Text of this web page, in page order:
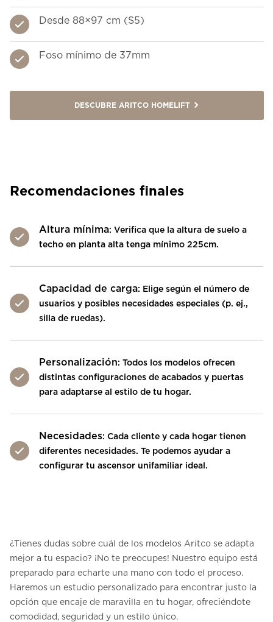
Desde 88×97 cm (S5)
Foso mínimo de 37mm
DESCUBRE ARITCO HOMELIFT
Recomendaciones finales
Altura mínima: Verifica que la altura de suelo a
techo en planta alta tenga mínimo 225cm.
Capacidad de carga: Elige según el número de
usuarios y posibles necesidades especiales (p. ej.,
silla de ruedas).
Personalización: Todos los modelos ofrecen
distintas configuraciones de acabados y puertas
para adaptarse al estilo de tu hogar.
Necesidades: Cada cliente y cada hogar tienen
diferentes necesidades. Te podemos ayudar a
configurar tu ascensor unifamiliar ideal.
¿Tienes dudas sobre cuál de los modelos Aritco se adapta
mejor a tu espacio? ¡No te preocupes! Nuestro equipo está
preparado para echarte una mano con todo el proceso.
Haremos un estudio personalizado para encontrar justo la
opción que encaje de maravilla en tu hogar, ofreciéndote
comodidad, seguridad y un estilo único.